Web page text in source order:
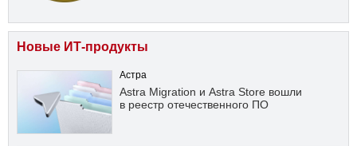
Новые ИТ-продукты
Астра
Astra Migration и Astra Store вошли
в реестр отечественного ПО